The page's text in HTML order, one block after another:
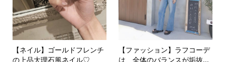
【ネイル】ゴールドフレンチ
の上品大理石風ネイル♡
【ファッション】ラフコーデ
は、全体のバランスが垢抜...